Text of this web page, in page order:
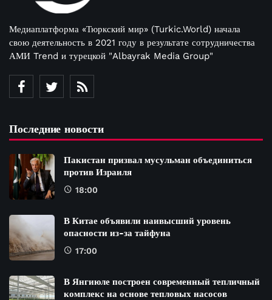
Медиаплатформа «Тюркский мир» (Turkic.World) начала
свою деятельность в 2021 году в результате сотрудничества
АМИ Trend и турецкой "Albayrak Media Group"
Последние новости
Пакистан призвал мусульман объединиться
против Израиля
18:00
В Китае объявили наивысший уровень
опасности из-за тайфуна
17:00
В Янгиюле построен современный тепличный
комплекс на основе тепловых насосов